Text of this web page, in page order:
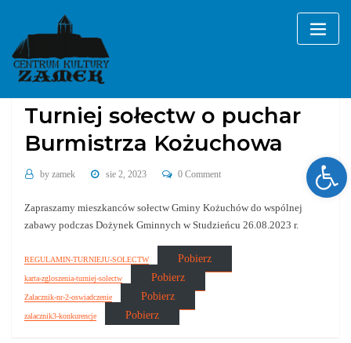
content
Bez kategorii
Turniej sołectw o puchar
Burmistrza Kożuchowa
by zamek sie 2, 2023 0 Comment
Zapraszamy mieszkanców sołectw Gminy Kożuchów do wspólnej
zabawy podczas Dożynek Gminnych w Studzieńcu 26.08.2023 r.
REGULAMIN-TURNIEJU-SOLECTW Pobierz
karta-zgloszenia-turniej-solectw Pobierz
Zalacznik-nr-2-oswiadczenie Pobierz
zalacznik3-konkurencje Pobierz